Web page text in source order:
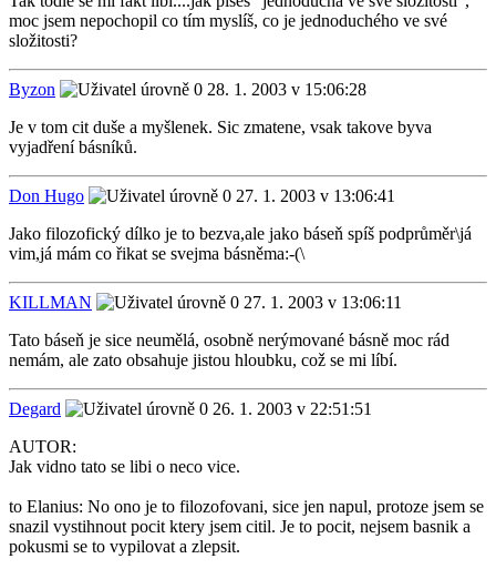
moc jsem nepochopil co tím myslíš, co je jednoduchého ve své
složitosti?
Byzon
28. 1. 2003 v 15:06:28
Je v tom cit duše a myšlenek. Sic zmatene, vsak takove byva
vyjadření básníků.
Don Hugo
27. 1. 2003 v 13:06:41
Jako filozofický dílko je to bezva,ale jako báseň spíš podprůměr\já
vim,já mám co řikat se svejma básněma:-(\
KILLMAN
27. 1. 2003 v 13:06:11
Tato báseň je sice neumělá, osobně nerýmované básně moc rád
nemám, ale zato obsahuje jistou hloubku, což se mi líbí.
Degard
26. 1. 2003 v 22:51:51
AUTOR:
Jak vidno tato se libi o neco vice.
to Elanius: No ono je to filozofovani, sice jen napul, protoze jsem se
snazil vystihnout pocit ktery jsem citil. Je to pocit, nejsem basnik a
pokusmi se to vypilovat a zlepsit.